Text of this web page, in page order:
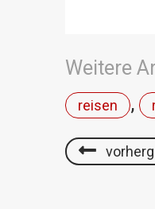
Weitere
reisen ,